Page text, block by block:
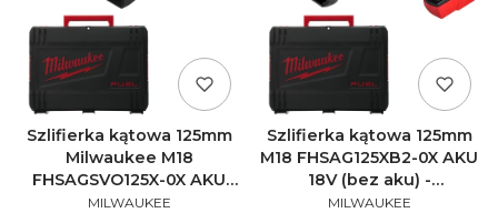
Szlifierka kątowa 125mm
Milwaukee M18
FHSAGSVO125X-0X AKU
18V (bez aku) -
PRODUCENT
MILWAUKEE
Szlifierka kątowa 125mm
M18 FHSAG125XB2-0X AKU
18V (bez aku) -
4933493415
PRODUCENT
MILWAUKEE